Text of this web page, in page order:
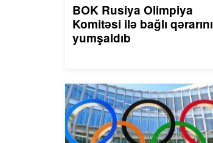
BOK Rusiya Olimpiya
Komitəsi ilə bağlı qərarını
yumşaldıb